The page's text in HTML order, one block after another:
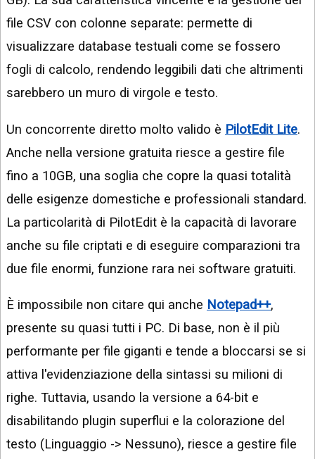
file CSV con colonne separate: permette di
visualizzare database testuali come se fossero
fogli di calcolo, rendendo leggibili dati che altrimenti
sarebbero un muro di virgole e testo.
Un concorrente diretto molto valido è PilotEdit Lite.
Anche nella versione gratuita riesce a gestire file
fino a 10GB, una soglia che copre la quasi totalità
delle esigenze domestiche e professionali standard.
La particolarità di PilotEdit è la capacità di lavorare
anche su file criptati e di eseguire comparazioni tra
due file enormi, funzione rara nei software gratuiti.
È impossibile non citare qui anche Notepad++,
presente su quasi tutti i PC. Di base, non è il più
performante per file giganti e tende a bloccarsi se si
attiva l'evidenziazione della sintassi su milioni di
righe. Tuttavia, usando la versione a 64-bit e
disabilitando plugin superflui e la colorazione del
testo (Linguaggio -> Nessuno), riesce a gestire file